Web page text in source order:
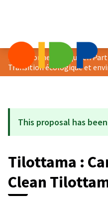
Prix « Bonne Pratique en
Transition écologique et
This proposal has
Tilottama :
Clean